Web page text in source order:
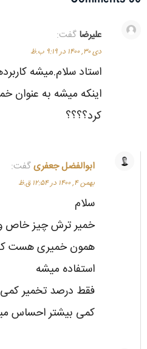
علیرضا گفت:
دی ۳۰, ۱۴۰۰ در ۹:۱۹ ب.ظ
استاد سلام.میشه
اینکه میشه به عنوان
کرد؟؟؟؟
ابوالفضل جعفریگفت:
بهمن ۴, ۱۴۰۰ در ۱۲:۵۴ ق.ظ
سلام
خمیر ترش چیز خاص
همون خمیری هست که
استفاده میشه
فقط درصد تخمیر
کمی بیشتر احساس